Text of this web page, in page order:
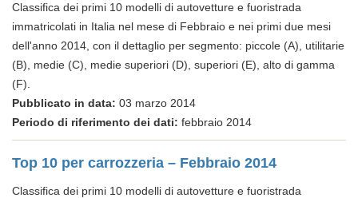
Classifica dei primi 10 modelli di autovetture e fuoristrada
immatricolati in Italia nel mese di Febbraio e nei primi due mesi
dell'anno 2014, con il dettaglio per segmento: piccole (A), utilitarie
(B), medie (C), medie superiori (D), superiori (E), alto di gamma
(F).
Pubblicato in data: 03 marzo 2014
Periodo di riferimento dei dati: febbraio 2014
Top 10 per carrozzeria – Febbraio 2014
Classifica dei primi 10 modelli di autovetture e fuoristrada